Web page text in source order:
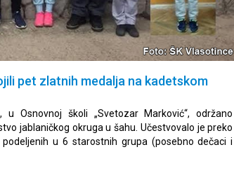
pet zlatnih medalja na kadetskom
Osnovnoj školi „Svetozar Marković“, održano
jablaničkog okruga u šahu. Učestvovalo je preko
u 6 starostnih grupa (posebno dečaci i